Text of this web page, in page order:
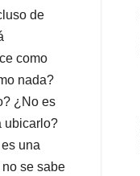
de
como
nada?
¿No es
ubicarlo?
una
se sabe